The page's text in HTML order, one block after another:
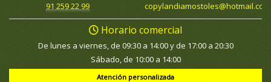
91 259 22 99
copylandiamostoles
hotmail.com
Horario comercial
De lunes a viernes, de 09:30 a 14:00 y de 17:00 a 20:30
Sábado, de 10:00 a 14:00
Atención personalizada